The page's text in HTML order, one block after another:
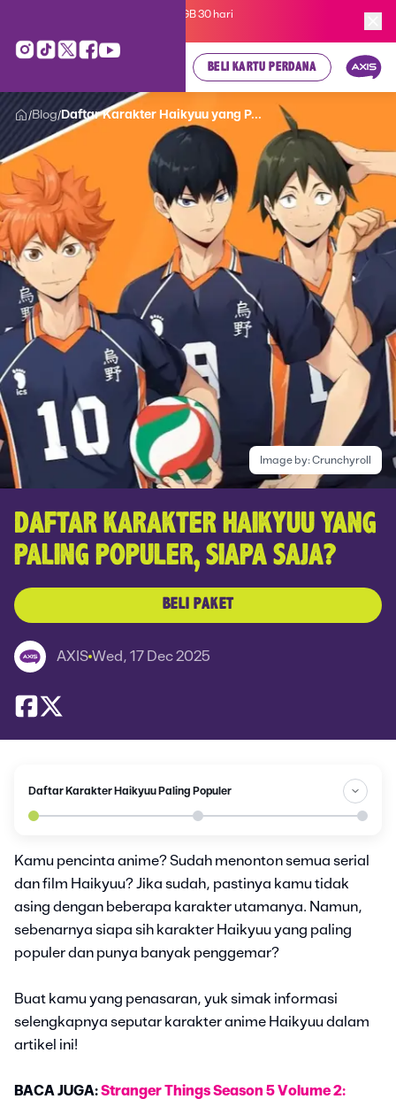
Kartu Perdana AXIS Suka-Suka 3GB 30 hari
BELI KARTU PERDANA
/Blog/ Daftar Karakter Haikyuu yang P...
Image by:Crunchyroll
DAFTAR KARAKTER HAIKYUU YANG
PALING POPULER, SIAPA SAJA?
BELI PAKET
AXIS Wed, 17 Dec 2025
Daftar Karakter Haikyuu Paling Populer
Kamu pencinta anime? Sudah menonton semua serial
dan film Haikyuu? Jika sudah, pastinya kamu tidak
asing dengan beberapa karakter utamanya. Namun,
sebenarnya siapa sih karakter Haikyuu yang paling
populer dan punya banyak penggemar?
Buat kamu yang penasaran, yuk simak informasi
selengkapnya seputar karakter anime Haikyuu dalam
artikel ini!
BACA JUGA:Stranger Things Season 5 Volume 2: